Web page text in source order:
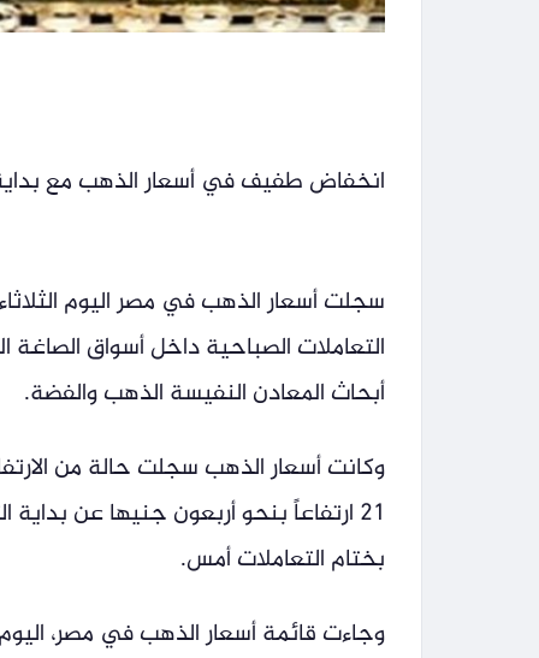
انخفاض طفيف في أسعار الذهب مع بداية تعاملات
التعاملات الصباحية داخل أسواق
أبحاث المعادن النفيسة الذهب والفضة.
وكانت أسعار الذهب سجلت حالة من
21 ارتفاعاً بنحو أربعون جنيها عن
بختام التعاملات أمس.